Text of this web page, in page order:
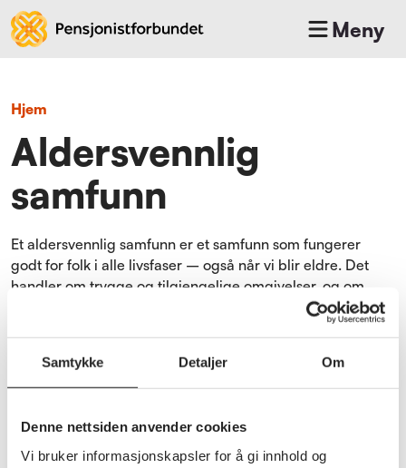
Samtykke Detaljer Om
Denne nettsiden anvender cookies
Vi bruker informasjonskapsler for å gi innhold og
Meny
Hjem
Aldersvennlig
samfunn
Et aldersvennlig samfunn er et samfunn som fungerer
godt for folk i alle livsfaser – også når vi blir eldre. Det
handler om trygge og tilgjengelige omgivelser, og om
universell utforming i bygg og transport gjør det enklere å
bevege seg ute og delta i samfunnet. Når omgivelsene er
være selvstendige, handle selv, besøke venner – og ikke
minst: bidra.